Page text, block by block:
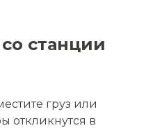
станции
груз или
откликнутся в